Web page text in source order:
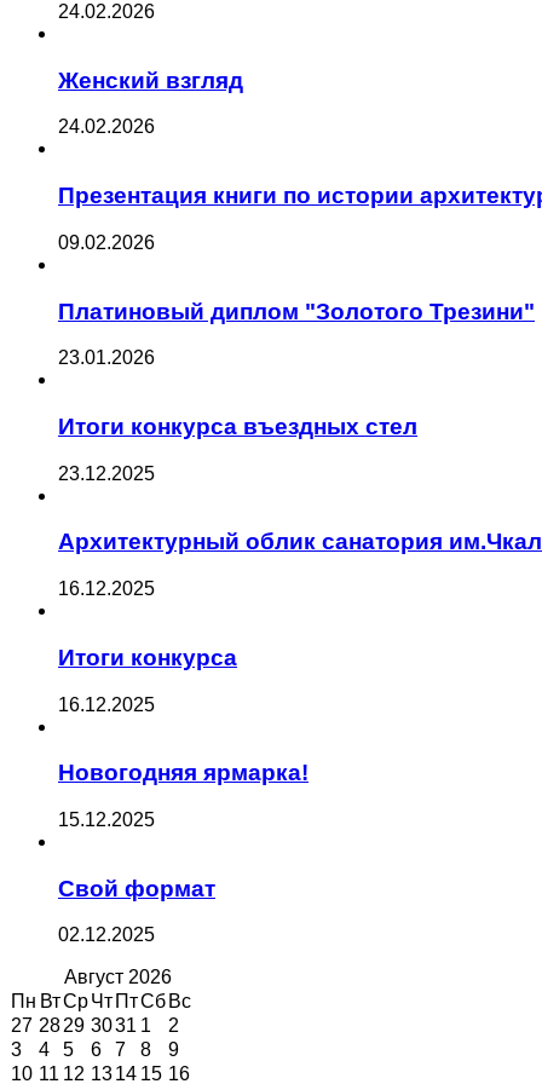
24.02.2026
Женский взгляд
24.02.2026
Презентация книги по истории
09.02.2026
Платиновый диплом "Золотого Трезини"
23.01.2026
Итоги конкурса въездных стел
23.12.2025
Архитектурный облик санатория
16.12.2025
Итоги конкурса
16.12.2025
Новогодняя ярмарка!
15.12.2025
Свой формат
02.12.2025
Август 2026
Пн ВтСрЧт ПтСб Вс
27 2829 3031 1
2
3
4 5 6 7 8
9
10 11 12 1314 15 16